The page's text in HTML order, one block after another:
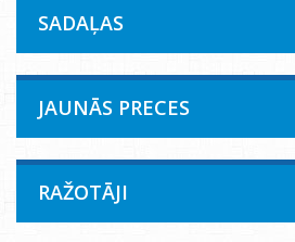
SADAĻAS
JAUNĀS PRECES
RAŽOTĀJI